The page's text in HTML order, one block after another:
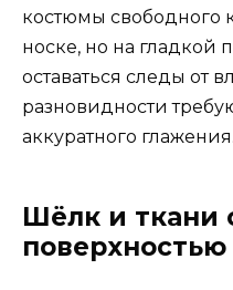
костюмы свободного
носке, но на гладкой
оставаться следы от
разновидности
аккуратного глажения.
Шёлк и ткани
поверхностью